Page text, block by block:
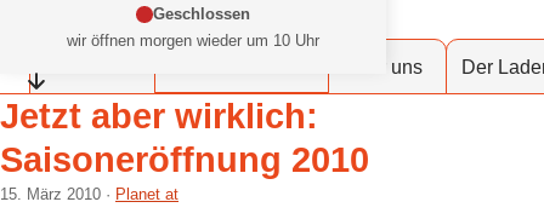
Zum Inhalt springenGeschlossen
wir öffnen morgen wieder um 10 Uhr
Öffnungszeiten einklappen
at Fahrräder Lübeck
Über uns Der
Jetzt aber wirklich:
Saisoneröffnung 2010
15. März 2010 Planet at